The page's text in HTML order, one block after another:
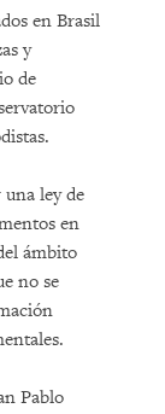
en Brasil
y
de
ley de
en
ámbito
no se
Pablo